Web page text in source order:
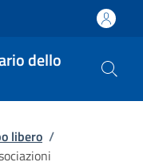
dello
libero /